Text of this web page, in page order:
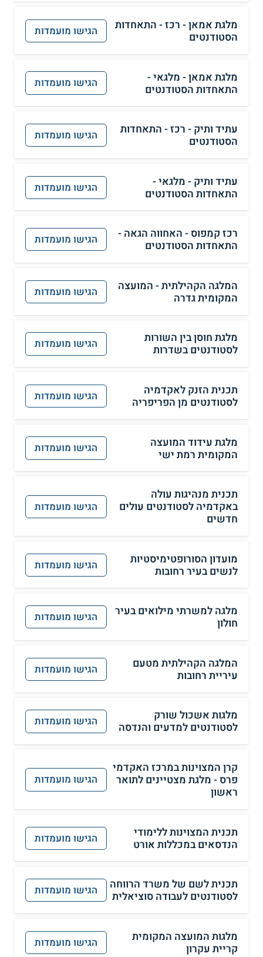
מלגת אמאן - רכז - התאחדות
הסטודנטים
הגישו מועמדות
מלגת אמאן - מלגאי -
התאחדות הסטודנטים
הגישו מועמדות
עתיד ותיק - רכז - התאחדות
הסטודנטים
הגישו מועמדות
עתיד ותיק - מלגאי -
התאחדות הסטודנטים
הגישו מועמדות
רכז קמפוס - האחווה הגאה -
התאחדות הסטודנטים
הגישו מועמדות
המלגה הקהילתית - המועצה
המקומית גדרה
הגישו מועמדות
מלגת חוסן בין השורות
לסטודנטים בשדרות
הגישו מועמדות
תכנית הזנק לאקדמיה
לסטודנטים מן הפריפריה
הגישו מועמדות
מלגת עידוד המועצה
המקומית רמת ישי
הגישו מועמדות
תכנית מנהיגות עולה
באקדמיה לסטודנטים עולים
חדשים
הגישו מועמדות
מועדון הסורופטימיסטיות
לנשים בעיר רחובות
הגישו מועמדות
מלגה למשרתי מילואים בעיר
חולון
הגישו מועמדות
המלגה הקהילתית מטעם
עיריית רחובות
הגישו מועמדות
מלגות אשכול שורק
לסטודנטים למדעים והנדסה
הגישו מועמדות
קרן המצוינות במרכז האקדמי
פרס - מלגת מצטיינים לתואר
ראשון
הגישו מועמדות
תכנית המצוינות ללימודי
הנדסאים במכללות אורט
הגישו מועמדות
תכנית לשם של משרד הרווחה
לסטודנטים לעבודה סוציאלית
הגישו מועמדות
מלגות המועצה המקומית
קריית עקרון
הגישו מועמדות